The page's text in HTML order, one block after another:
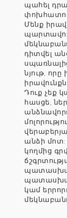
պահել
Մենք
դիտվել
նյութ,
Դուք չեք
հասցե,
անձի
կողմից
կամ